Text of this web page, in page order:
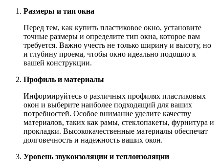
Размеры и тип окна
Перед тем, как купить пластиковое окно, установите
точные размеры и определите тип окна, которое вам
требуется. Важно учесть не только ширину и высоту, но
и глубину проема, чтобы окно идеально подошло к
вашей конструкции.
Профиль и материалы
Информируйтесь о различных профилях пластиковых
окон и выберите наиболее подходящий для ваших
потребностей. Особое внимание уделите качеству
материалов, таких как рамы, стеклопакеты, фурнитура и
прокладки. Высококачественные материалы обеспечат
долговечность и надежность ваших окон.
Уровень звукоизоляции и теплоизоляции